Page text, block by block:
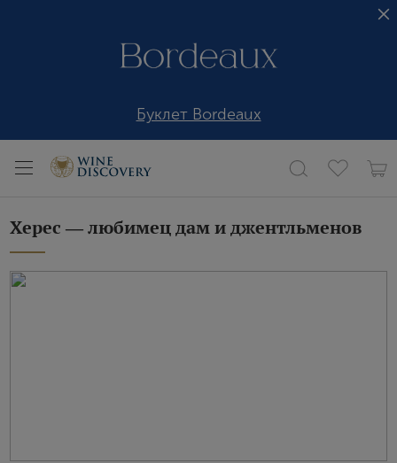
Буклет Bordeaux
Херес ― любимец дам и джентльменов